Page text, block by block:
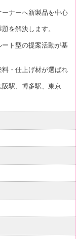
ーナーへ新製品を中心
を解決します。
ト型の提案活動が基
・仕上げ材が選ばれ
駅、博多駅、東京